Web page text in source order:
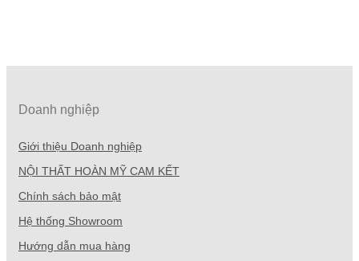
Doanh nghiệp
Giới thiệu Doanh nghiệp
NỘI THẤT HOÀN MỸ CAM KẾT
Chính sách bảo mật
Hệ thống Showroom
Hướng dẫn mua hàng